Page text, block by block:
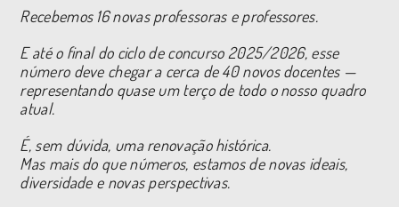
Recebemos 16 novas professoras e professores.
E até o final do ciclo de concurso 2025/2026, esse
número deve chegar a cerca de 40 novos docentes —
representando quase um terço de todo o nosso quadro
atual.
É, sem dúvida, uma renovação histórica.
Mas mais do que números, estamos de novas ideais,
diversidade e novas perspectivas.